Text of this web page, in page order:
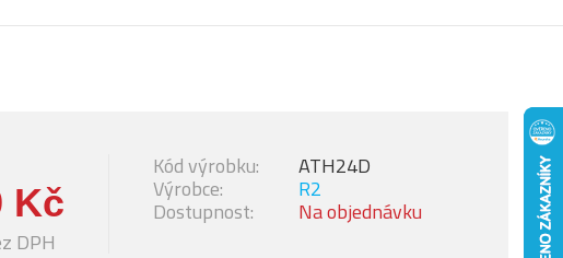
Kč
DPH
Dostupnost: Na objednávku
Výrobce: R2
Kód výrobku: ATH24D